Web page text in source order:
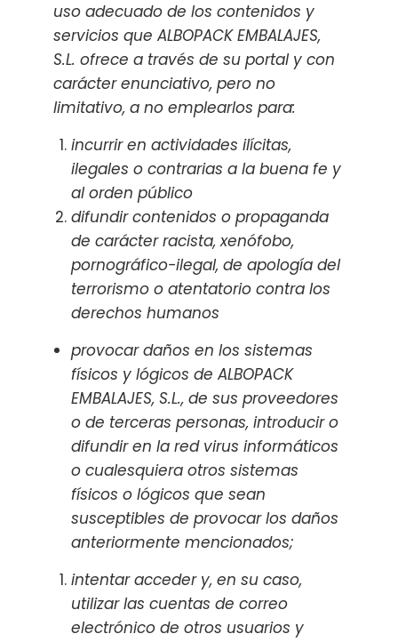
uso adecuado de los contenidos y
servicios que ALBOPACK EMBALAJES,
S.L. ofrece a través de su portal y con
carácter enunciativo, pero no
limitativo, a no emplearlos para:
incurrir en actividades ilícitas,
ilegales o contrarias a la buena fe y
al orden público
difundir contenidos o propaganda
de carácter racista, xenófobo,
pornográfico-ilegal, de apología del
terrorismo o atentatorio contra los
derechos humanos
provocar daños en los sistemas
físicos y lógicos de ALBOPACK
EMBALAJES, S.L., de sus proveedores
o de terceras personas, introducir o
difundir en la red virus informáticos
o cualesquiera otros sistemas
físicos o lógicos que sean
susceptibles de provocar los daños
anteriormente mencionados;
intentar acceder y, en su caso,
utilizar las cuentas de correo
electrónico de otros usuarios y